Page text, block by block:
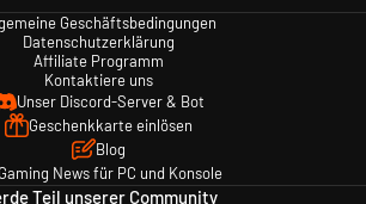
Geschäftsbedingungen
Datenschutzerklärung
Affiliate Programm
Kontaktiere uns
Unser Discord-Server & Bot
Geschenkkarte einlösen
Blog
Gaming News für PC und Konsole
Teil unserer Community